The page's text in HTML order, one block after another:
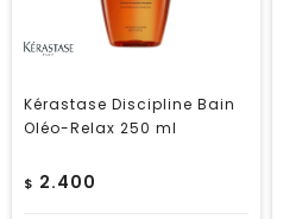
Kérastase Discipline Bain
Oléo-Relax 250 ml
$ 2.400